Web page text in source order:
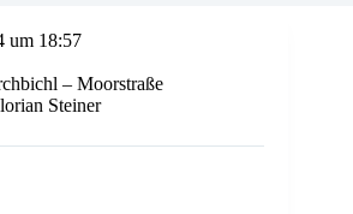
um 18:57
– Moorstraße
Steiner